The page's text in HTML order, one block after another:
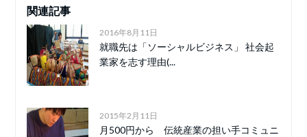
関連記事
2016年8月11日
就職先は「ソーシャルビジネス」 社会起
業家を志す理由(...
2015年2月11日
月500円から 伝統産業の担い手コミュニ